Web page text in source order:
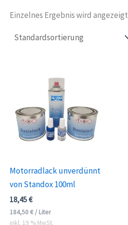
Einzelnes Ergebnis wird angezeigt
Motorradlack unverdünnt
von Standox 100ml
18,45€
184,50€ / Liter
inkl. 19 % MwSt.